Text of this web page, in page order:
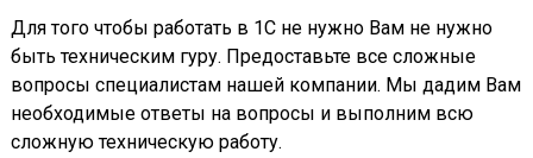
Для того чтобы работать в 1С не нужно Вам не нужно
быть техническим гуру. Предоставьте все сложные
вопросы специалистам нашей компании. Мы дадим Вам
необходимые ответы на вопросы и выполним всю
сложную техническую работу.